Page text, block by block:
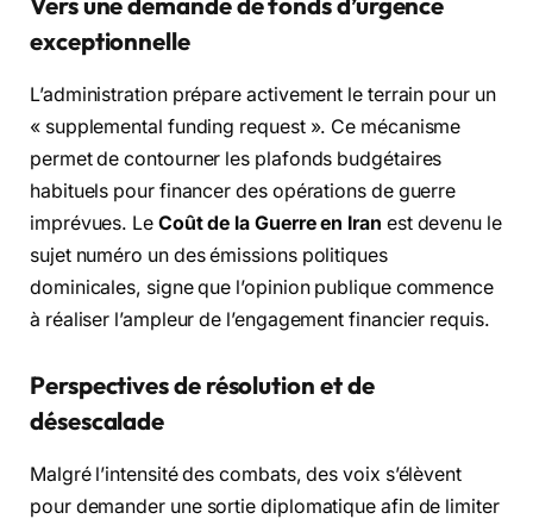
exceptionnelle
L’administration prépare activement le terrain pour un
« supplemental funding request ». Ce mécanisme
permet de contourner les plafonds budgétaires
habituels pour financer des opérations de guerre
imprévues. Le Coût de la Guerre en Iran est devenu le
sujet numéro un des émissions politiques
dominicales, signe que l’opinion publique commence
à réaliser l’ampleur de l’engagement financier requis.
Perspectives de résolution et de
désescalade
Malgré l’intensité des combats, des voix s’élèvent
pour demander une sortie diplomatique afin de limiter